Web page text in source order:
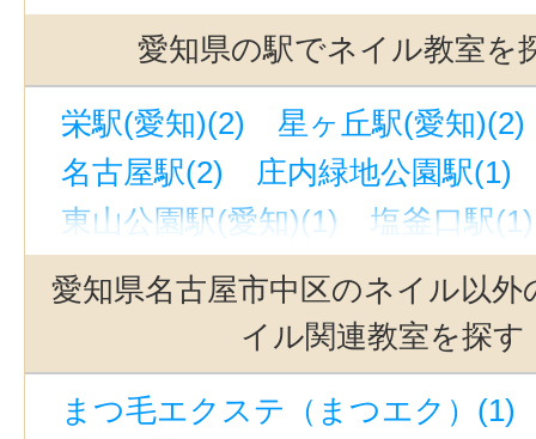
愛知県の駅でネイル教室を
栄駅(愛知)(2)
星ヶ丘駅(愛知)(2)
名古屋駅(2)
庄内緑地公園駅(1)
東山公園駅(愛知)(1)
塩釜口駅(1)
新栄町駅(愛知)(1)
上小田井駅(1)
小田井駅(1)
黒
比良駅(愛知)(1)
本山駅(愛知)(1)
愛知県名古屋市中区のネイル以
イル関連教室を探す
まつ毛エクステ（まつエク）(1)